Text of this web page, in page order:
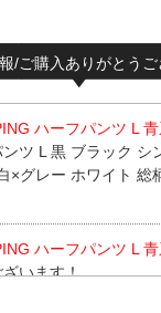
/ご購入ありがとう
ハーフパンツ L
ツ L 黒 ブラック
×グレー ホワイト
ハーフパンツ L
います！